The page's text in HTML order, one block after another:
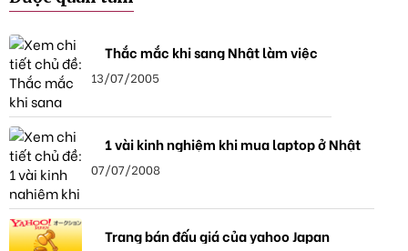
Thắc mắc khi sang Nhật làm việc
13/07/2005
1 vài kinh nghiệm khi mua laptop ở Nhật
07/07/2008
Trang bán đấu giá của yahoo Japan